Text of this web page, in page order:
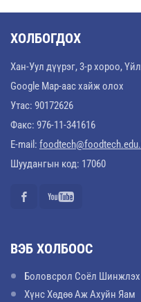
ХОЛБОГДОХ
Хан-Уул дүүрэг, 3-р хороо,
Google Map-аас хайж олох
Утас: 90172626
Факс: 976-11-341616
E-mail:
Шуудангын код: 17060
ВЭБ ХОЛБООС
Боловсрол Соёл
Хүнс Хөдөө Аж Ахуйн Яам